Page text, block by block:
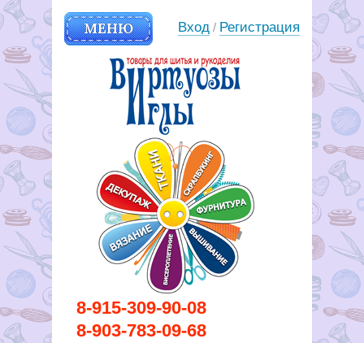
8-915-309-90-08
8-903-783-09-68
МЕНЮ
Вирутозы иглы. Товары для
шитья и рукоделья
Вход / Регистрация